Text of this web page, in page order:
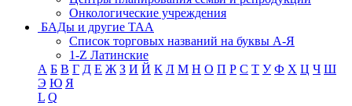
Онкологические учреждения
БАДы и другие ТАА
Список торговых названий на буквы А-Я
1-Z Латинские
А Б В Г Д Е Ж З И Й К Л М Н О П Р С Т У Ф Х Ц Ч Ш
Э Ю Я
L Q